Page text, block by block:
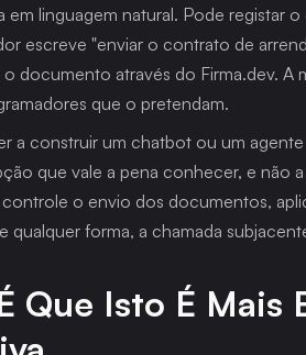
em linguagem natural. Pode registar
escreve "enviar o contrato de
documento através do Firma.dev. A
que o pretendam.
a construir um chatbot ou um
que vale a pena conhecer, e não
o envio dos documentos,
qualquer forma, a chamada
Que Isto É Mais